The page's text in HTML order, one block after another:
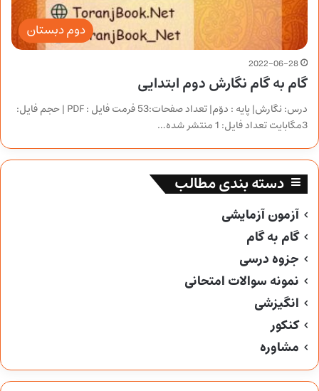
دوم دبستان
2022-06-28
گام به گام نگارش دوم ابتدایی
درس: نگارش| پایه : دوّم| تعداد صفحات:53 فرمت فایل : PDF | حجم فایل:
3مگابایت تعداد فایل: 1 منتشر شده…
دسته بندی مطالب
آزمون آزمایشی
گام به گام
جزوه درسی
نمونه سوالات امتحانی
انگیزشی
کنکور
مشاوره